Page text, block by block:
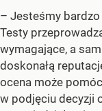
– Jesteśmy
Testy
wymagające, a
doskonałą
ocena może
w podjęciu decyzji